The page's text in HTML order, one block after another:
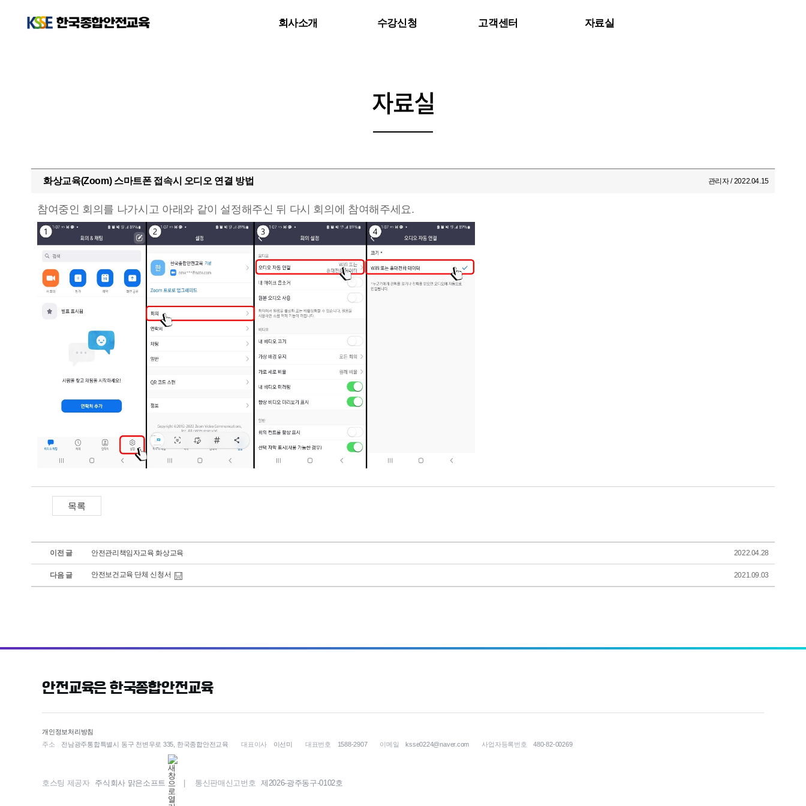
회사소개 수강신청 고객센터 자료실
자료실
화상교육(Zoom) 스마트폰 접속시 오디오 연결 방법 관리자 / 2022.04.15
참여중인 회의를 나가시고 아래와 같이 설정해주신 뒤 다시 회의에 참여해주세요.
이전 글 안전관리책임자교육 화상교육 2022.04.28
다음 글 안전보건교육 단체 신청서 2021.09.03
안전교육은 한국종합안전교육
개인정보처리방침
주소
전남광주통합특별시 동구 천변우로 335, 한국종합안전교육 대표이사 이선미 대표번호 1588-2907 이메일 ksse0224@naver.com 사업자등록번호 480-82-00269
호스팅 제공자 주식회사 맑은소프트 | 통신판매신고번호 제2026-광주동구-0102호